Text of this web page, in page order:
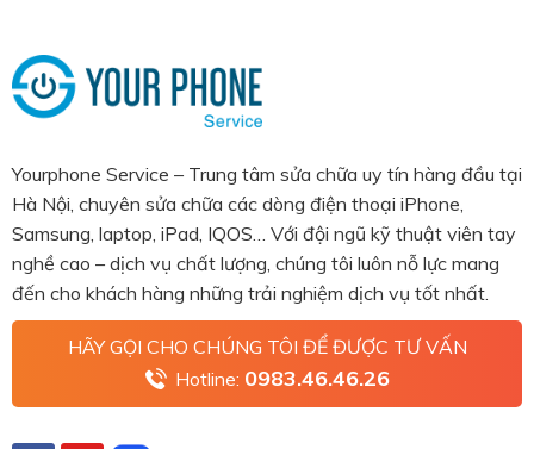
Yourphone Service – Trung tâm sửa chữa uy tín hàng đầu tại
Hà Nội, chuyên sửa chữa các dòng điện thoại iPhone,
Samsung, laptop, iPad, IQOS… Với đội ngũ kỹ thuật viên tay
nghề cao – dịch vụ chất lượng, chúng tôi luôn nỗ lực mang
đến cho khách hàng những trải nghiệm dịch vụ tốt nhất.
HÃY GỌI CHO CHÚNG TÔI ĐỂ ĐƯỢC TƯ VẤN
Hotline: 0983.46.46.26